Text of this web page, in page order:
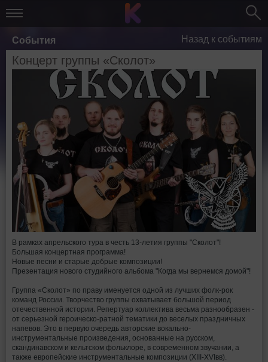
События Назад к событиям
Концерт группы «Сколот»
В рамках апрельского тура в честь 13-летия группы "Сколот"!
Большая концертная программа!
Новые песни и старые добрые композиции!
Презентация нового студийного альбома "Когда мы вернемся домой"!
Группа «Сколот» по праву именуется одной из лучших фолк-рок
команд России. Творчество группы охватывает большой период
отечественной истории. Репертуар коллектива весьма разнообразен -
от серьезной героическо-ратной тематики до веселых праздничных
напевов. Это в первую очередь авторские вокально-
инструментальные произведения, основанные на русском,
скандинавском и кельтском фольклоре, в современном звучании, а
также европейские инструментальные композиции (XIII-XVIвв).